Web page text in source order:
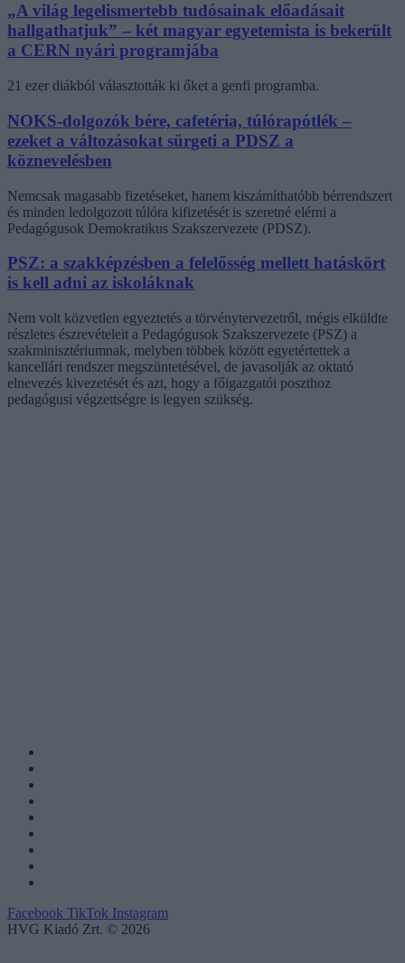
„A világ legelismertebb tudósainak előadásait
hallgathatjuk” – két magyar egyetemista is bekerült
a CERN nyári programjába
21 ezer diákból választották ki őket a genfi programba.
NOKS-dolgozók bére, cafetéria, túlórapótlék –
ezeket a változásokat sürgeti a PDSZ a
köznevelésben
Nemcsak magasabb fizetéseket, hanem kiszámíthatóbb bérrendszert
és minden ledolgozott túlóra kifizetését is szeretné elérni a
Pedagógusok Demokratikus Szakszervezete (PDSZ).
PSZ: a szakképzésben a felelősség mellett hatáskört
is kell adni az iskoláknak
Nem volt közvetlen egyeztetés a törvénytervezetről, mégis elküldte
részletes észrevételeit a Pedagógusok Szakszervezete (PSZ) a
szakminisztériumnak, melyben többek között egyetértettek a
kancellári rendszer megszüntetésével, de javasolják az oktató
elnevezés kivezetését és azt, hogy a főigazgatói poszthoz
pedagógusi végzettségre is legyen szükség.
Facebook TikTok Instagram
HVG Kiadó Zrt. © 2026